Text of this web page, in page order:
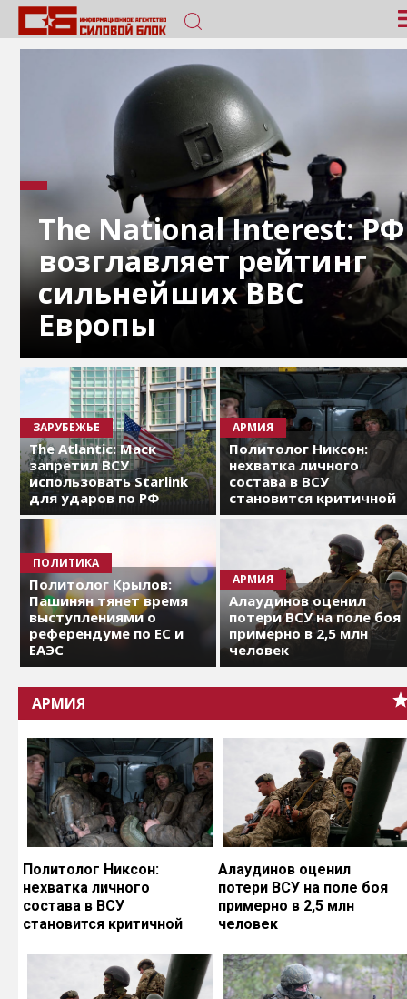
The National Interest: РФ
возглавляет рейтинг
сильнейших ВВС
Европы
ЗАРУБЕЖЬЕ
The Atlantic: Маск
запретил ВСУ
использовать Starlink
для ударов по РФ
АРМИЯ
Политолог Никсон:
нехватка личного
состава в ВСУ
становится критичной
ПОЛИТИКА
Политолог Крылов:
Пашинян тянет время
выступлениями о
референдуме по ЕС и
ЕАЭС
АРМИЯ
Алаудинов оценил
потери ВСУ на поле боя
примерно в 2,5 млн
человек
АРМИЯ
Политолог Никсон:
нехватка личного
состава в ВСУ
становится критичной
Алаудинов оценил
потери ВСУ на поле боя
примерно в 2,5 млн
человек